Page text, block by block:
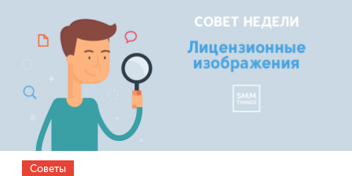
Советы